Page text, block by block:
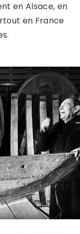
en Alsace, en
en France